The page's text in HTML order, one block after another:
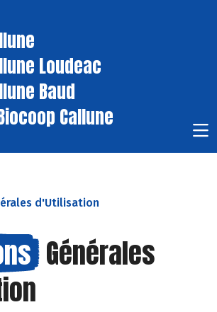
Loudeac
Baud
Callune
d'Utilisation
Générales